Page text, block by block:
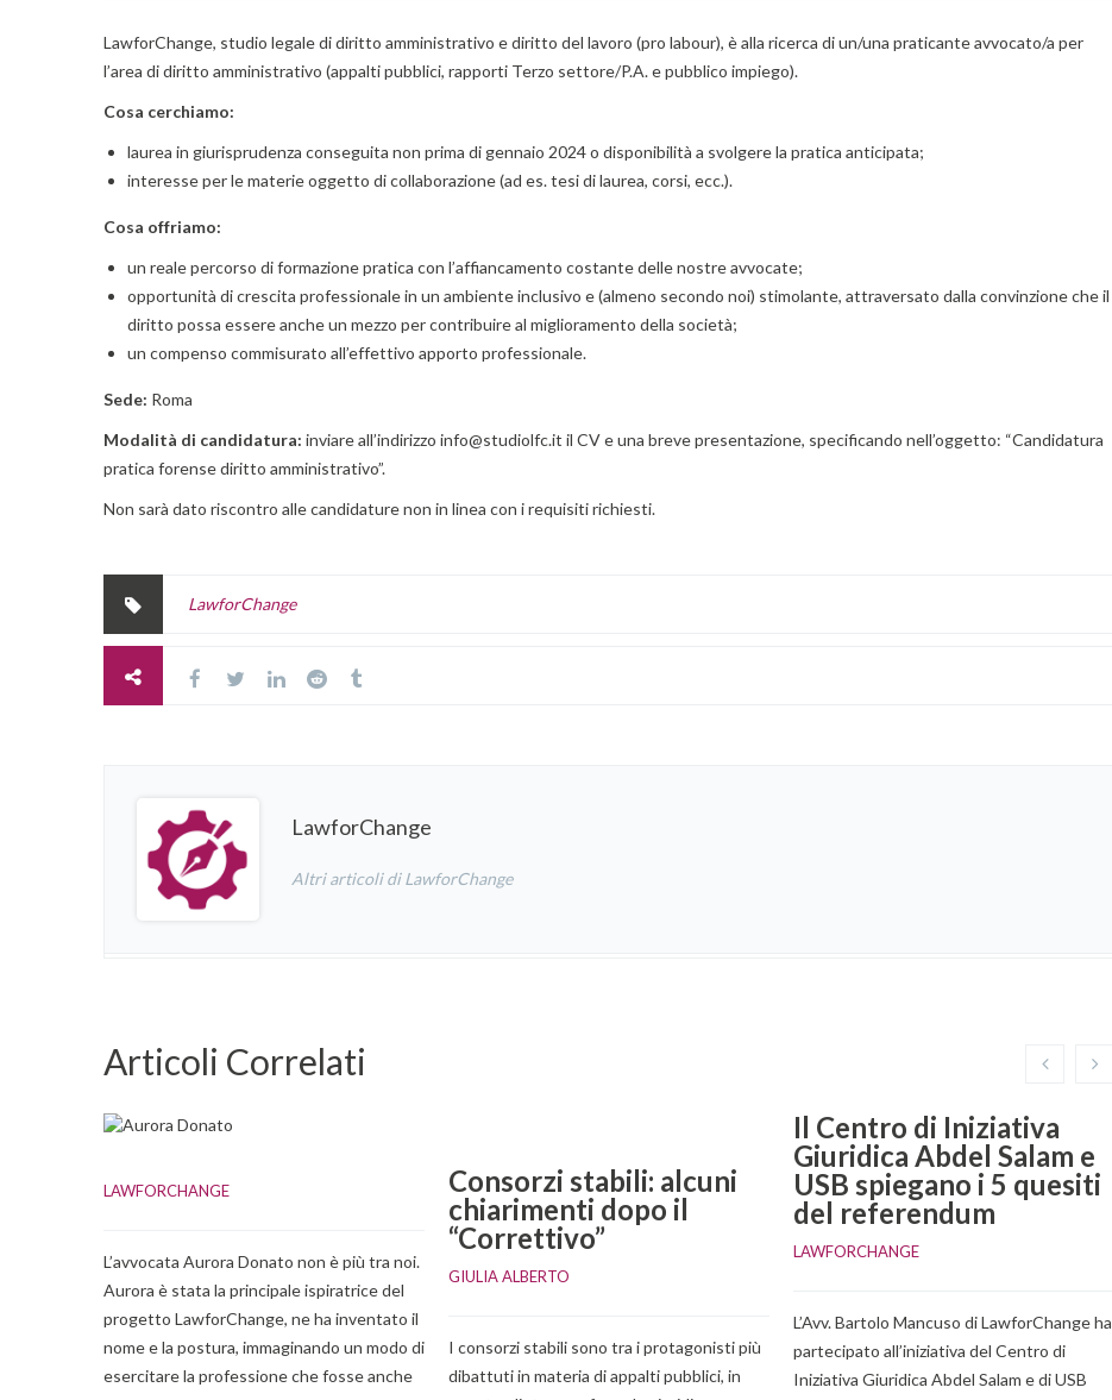
LawforChange, studio legale di diritto amministrativo e diritto del lavoro (pro labour), è alla ricerca di un/una praticante avvocato/a per
l’area di diritto amministrativo (appalti pubblici, rapporti Terzo settore/P.A. e pubblico impiego).
Cosa cerchiamo:
laurea in giurisprudenza conseguita non prima di gennaio 2024 o disponibilità a svolgere la pratica anticipata;
interesse per le materie oggetto di collaborazione (ad es. tesi di laurea, corsi, ecc.).
Cosa offriamo:
un reale percorso di formazione pratica con l’affiancamento costante delle nostre avvocate;
opportunità di crescita professionale in un ambiente inclusivo e (almeno secondo noi) stimolante, attraversato dalla convinzione che il
diritto possa essere anche un mezzo per contribuire al miglioramento della società;
un compenso commisurato all’effettivo apporto professionale.
Sede: Roma
Modalità di candidatura: inviare all’indirizzo info@studiolfc.it il CV e una breve presentazione, specificando nell’oggetto: “Candidatura
pratica forense diritto amministrativo”.
Non sarà dato riscontro alle candidature non in linea con i requisiti richiesti.
LawforChange
LawforChange
Altri articoli di LawforChange
Articoli Correlati
LAWFORCHANGE
L’avvocata Aurora Donato non è più tra noi.
Aurora è stata la principale ispiratrice del
progetto LawforChange, ne ha inventato il
nome e la postura, immaginando un modo di
esercitare la professione che fosse anche
Consorzi stabili: alcuni
chiarimenti dopo il
“Correttivo”
GIULIA ALBERTO
I consorzi stabili sono tra i protagonisti più
dibattuti in materia di appalti pubblici, in
Il Centro di Iniziativa
Giuridica Abdel Salam e
USB spiegano i 5 quesiti
del referendum
LAWFORCHANGE
L’Avv. Bartolo Mancuso di LawforChange ha
partecipato all’iniziativa del Centro di
Iniziativa Giuridica Abdel Salam e di USB